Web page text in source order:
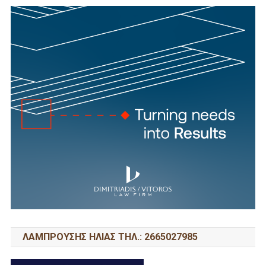
ΛΑΜΠΡΟΥΣΗΣ ΗΛΙΑΣ ΤΗΛ.: 2665027985